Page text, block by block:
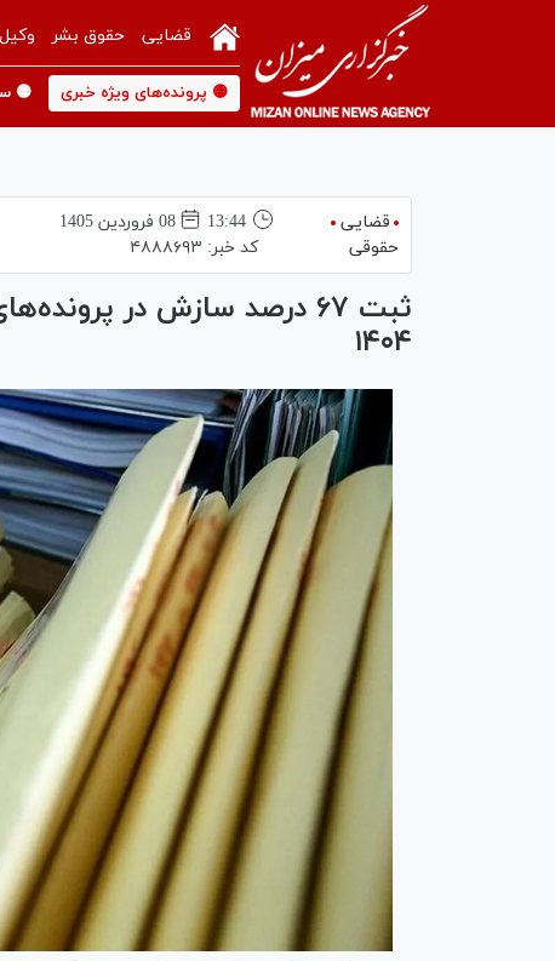
قضایی حقوق بشر
🟡 پرونده‌های ویژه خبری 🟡
قضایی
حقوقی
13:44
08 فروردين 1405
کد خبر: ۴۸۸۸۶۹۳
ثبت ۶۷ درصد سازش در
۱۴۰۴